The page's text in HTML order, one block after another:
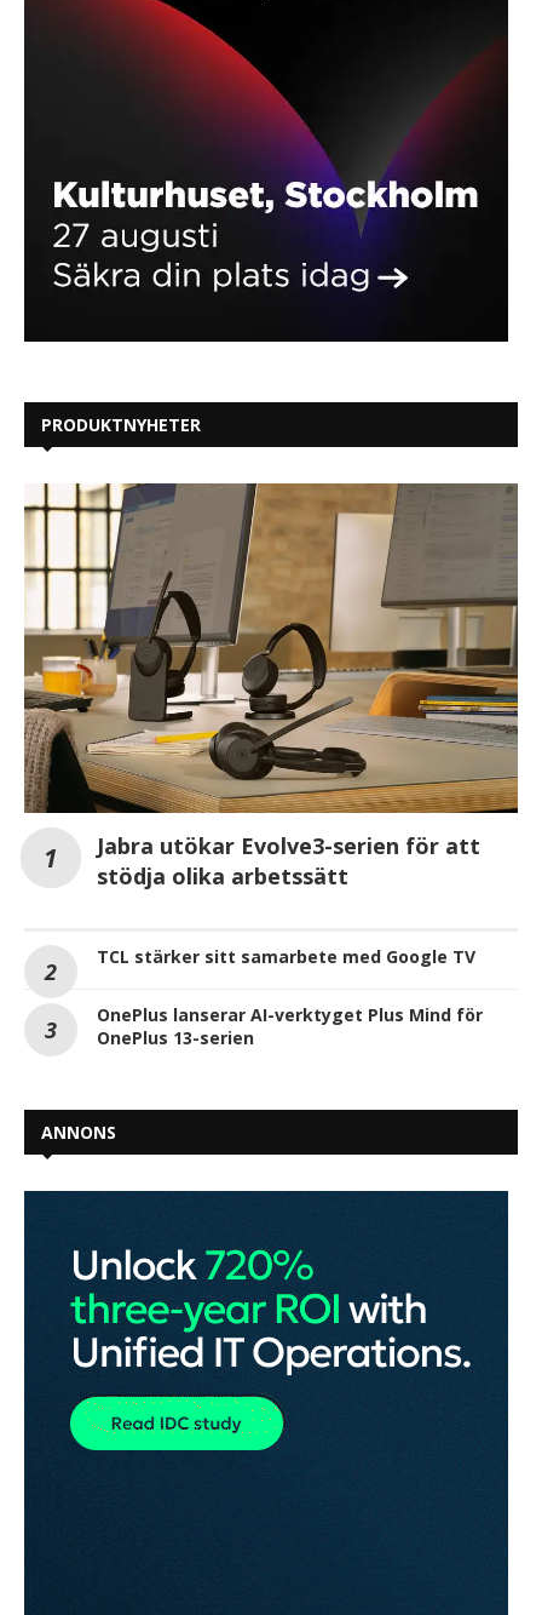
PRODUKTNYHETER
Jabra utökar Evolve3-serien för att
stödja olika arbetssätt
TCL stärker sitt samarbete med Google TV
OnePlus lanserar AI-verktyget Plus Mind för
OnePlus 13-serien
ANNONS